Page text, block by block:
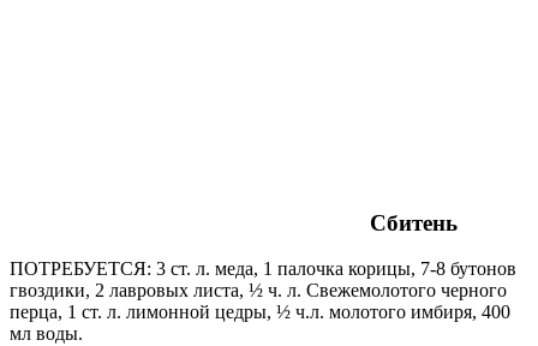
Сбитень
ПОТРЕБУЕТСЯ: 3 ст. л. меда, 1 палочка корицы, 7-8 бутонов
гвоздики, 2 лавровых листа, ½ ч. л. Свежемолотого черного
перца, 1 ст. л. лимонной цедры, ½ ч.л. молотого имбиря, 400
мл воды.